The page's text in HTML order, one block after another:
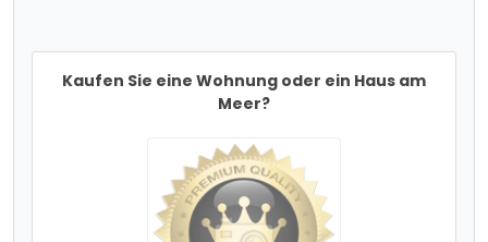
Kaufen Sie eine Wohnung oder ein Haus am
Meer?